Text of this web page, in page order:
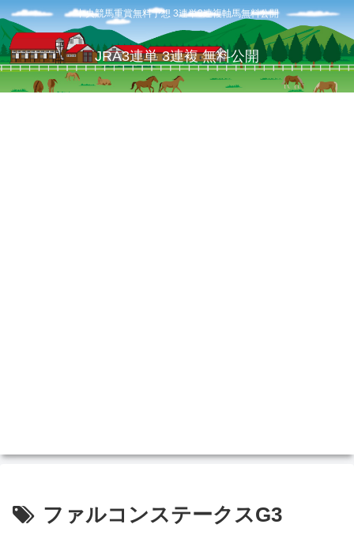
中央競馬重賞無料予想 3連単3連複軸馬無料公開
JRA3連単 3連複 無料公開
ファルコンステークスG3